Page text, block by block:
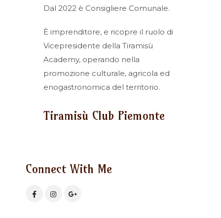
Dal 2022 è Consigliere Comunale.
È imprenditore, e ricopre il ruolo di
Vicepresidente della Tiramisù
Academy, operando nella
promozione culturale, agricola ed
enogastronomica del territorio.
Tiramisù Club Piemonte
Connect With Me